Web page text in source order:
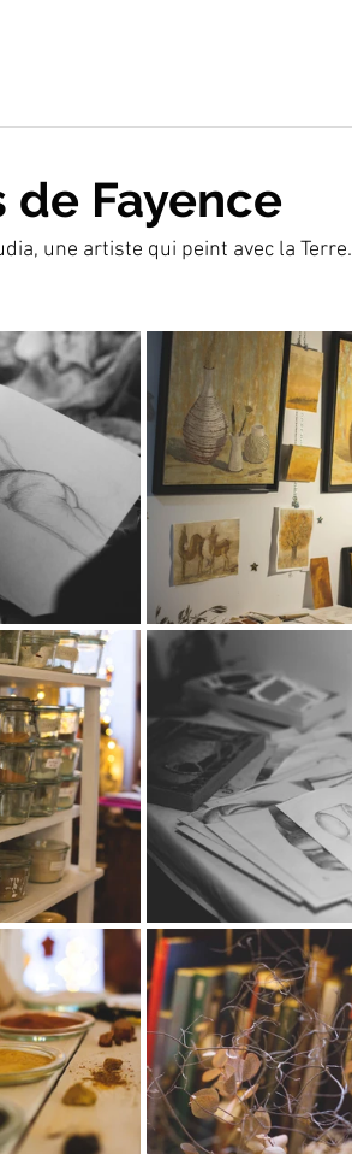
de Fayence
une artiste qui peint avec la Terre.